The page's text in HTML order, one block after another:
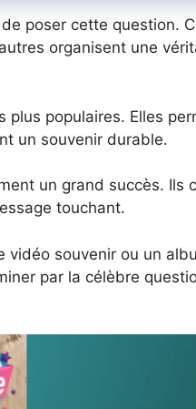
poser cette question.
organisent une
plus populaires. Elles
un souvenir durable.
un grand succès. Ils
touchant.
vidéo souvenir ou un
par la célèbre